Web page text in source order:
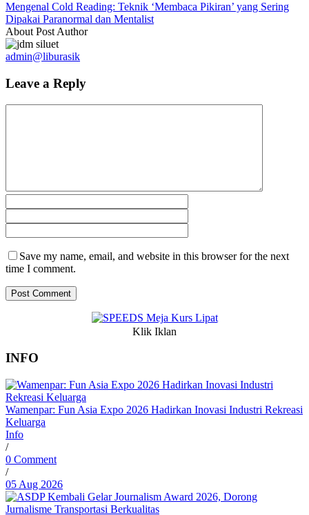
Mengenal Cold Reading: Teknik ‘Membaca Pikiran’ yang Sering
Dipakai Paranormal dan Mentalist
About Post Author
admin@liburasik
Leave a Reply
Save my name, email, and website in this browser for the next
time I comment.
Klik Iklan
INFO
Wamenpar: Fun Asia Expo 2026 Hadirkan Inovasi Industri Rekreasi
Keluarga
Info
/
0 Comment
/
05 Aug 2026